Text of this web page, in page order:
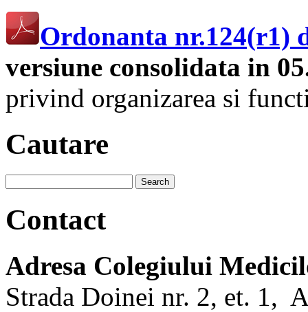
Ordonanta nr.124(r1)
versiune consolidata in
privind organizarea si
Cautare
Contact
Adresa Colegiului
Strada Doinei nr. 2, et. 1,